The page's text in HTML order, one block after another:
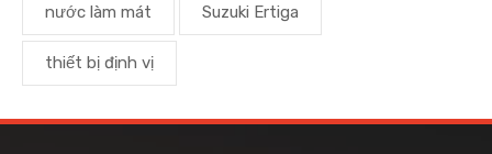
nước làm mát Suzuki Ertiga
thiết bị định vị